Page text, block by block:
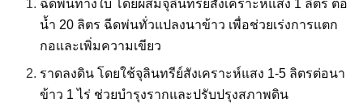
ฉีดพ่นทางใบ โดยผสมจุลินทรีย์สังเคราะห์แสง 1 ลิตร ต่อ
น้ำ 20 ลิตร ฉีดพ่นทั่วแปลงนาข้าว เพื่อช่วยเร่งการแตก
กอและเพิ่มความเขียว
ราดลงดิน โดยใช้จุลินทรีย์สังเคราะห์แสง 1-5 ลิตรต่อนา
ข้าว 1 ไร่ ช่วยบำรุงรากและปรับปรุงสภาพดิน